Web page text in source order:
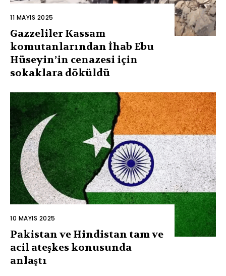
11 MAYIS 2025
Gazzeliler Kassam
komutanlarından İhab Ebu
Hüseyin’in cenazesi için
sokaklara döküldü
10 MAYIS 2025
Pakistan ve Hindistan tam ve
acil ateşkes konusunda
anlaştı